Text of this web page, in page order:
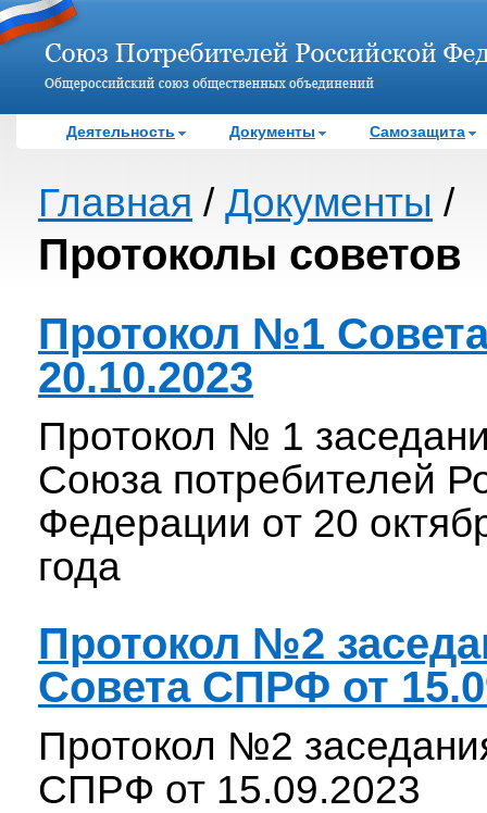
Деятельность Документы Самозащита
Главная / Документы /
Протоколы советов
Протокол №1
20.10.2023
Протокол № 1
Союза потребителей
Федерации от 20
года
Протокол №2
Совета СПРФ от
Протокол №2
СПРФ от 15.09.2023